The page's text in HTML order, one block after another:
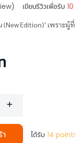
เขียนรีวิวเพื่อรับ
Edition)’ เพราะผู้ที่
ได้รับ 14